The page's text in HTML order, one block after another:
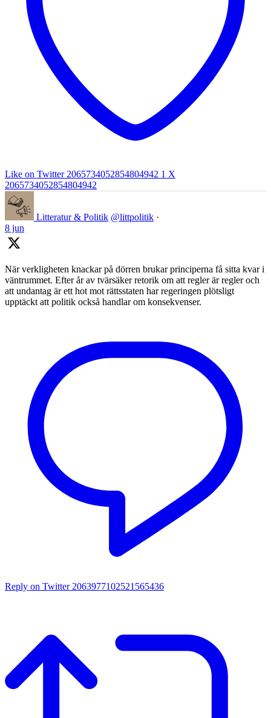
Like on Twitter 2065734052854804942 1 X
2065734052854804942
Litteratur & Politik @littpolitik ·
8 jun
När verkligheten knackar på dörren brukar principerna få sitta kvar i
väntrummet. Efter år av tvärsäker retorik om att regler är regler och
att undantag är ett hot mot rättsstaten har regeringen plötsligt
upptäckt att politik också handlar om konsekvenser.
Reply on Twitter 2063977102521565436